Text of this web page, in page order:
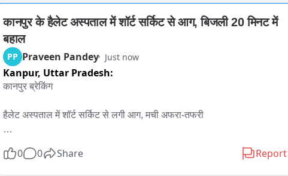
कानपुर के हैलेट अस्पताल में शॉर्ट सर्किट से आग, बिजली 20 मिनट में
बहाल
PP Praveen Pandey Just now
Kanpur, Uttar Pradesh:
कानपुर ब्रेकिंग
हैलेट अस्पताल में शॉर्ट सर्किट से लगी आग, मची अफरा-तफरी
चिंगारी।
0 0 Share Report